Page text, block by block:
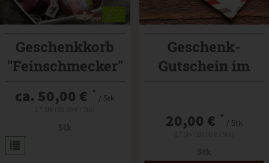
Geschenkkorb
"Feinschmecker"
ca. 50,00 € * / Stk
Geschenk-
Gutschein im
Wert von 20 €
20,00 € * / Stk